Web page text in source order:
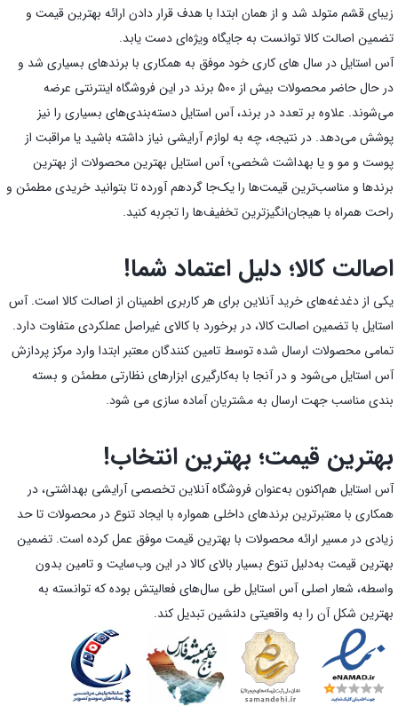
زیبای قشم متولد شد و از همان ابتدا با هدف قرار دادن ارائه بهترین قیمت و
تضمین اصالت کالا توانست به جایگاه ویژه‌ای دست یابد.
آس استایل در سال های کاری خود موفق به همکاری با برندهای بسیاری شد و
در حال حاضر محصولات بیش از 500 برند در این فروشگاه اینترنتی عرضه
می‌شوند. علاوه بر تعدد در برند، آس استایل دسته‌بندی‌های بسیاری را نیز
پوشش می‌دهد. در نتیجه، چه به لوازم آرایشی نیاز داشته باشید یا مراقبت از
پوست و مو و یا بهداشت شخصی؛ آس استایل بهترین محصولات از بهترین
برندها و مناسب‌ترین قیمت‌ها را یک‌جا گردهم آورده تا بتوانید خریدی مطمئن و
راحت همراه با هیجان‌انگیز‌ترین تخفیف‌ها را تجربه کنید.
اصالت کالا؛ دلیل اعتماد شما!
یکی از دغدغه‌های خرید آنلاین برای هر کاربری اطمینان از اصالت کالا است. آس
استایل با تضمین اصالت کالا، در برخورد با کالای غیراصل عملکردی متفاوت دارد.
تمامی محصولات ارسال شده توسط تامین کنندگان معتبر ابتدا وارد مرکز پردازش
آس استایل می‌شود و در آنجا با به‌کارگیری ابزارهای نظارتی مطمئن و بسته
بندی مناسب جهت ارسال به مشتریان آماده سازی می شود.
بهترین قیمت؛ بهترین انتخاب!
آس استایل هم‌اکنون به‌عنوان فروشگاه آنلاین تخصصی آرایشی بهداشتی، در
همکاری با معتبرترین برندهای داخلی همواره با ایجاد تنوع در محصولات تا حد
زیادی در مسیر ارائه محصولات با بهترین قیمت موفق عمل کرده است. تضمین
بهترین قیمت به‌دلیل تنوع بسیار بالای کالا در این وب‌سایت و تامین بدون
واسطه، شعار اصلی آس استایل طی سال‌های فعالیتش بوده که توانسته به
بهترین شکل آن را به واقعیتی دلنشین تبدیل کند.